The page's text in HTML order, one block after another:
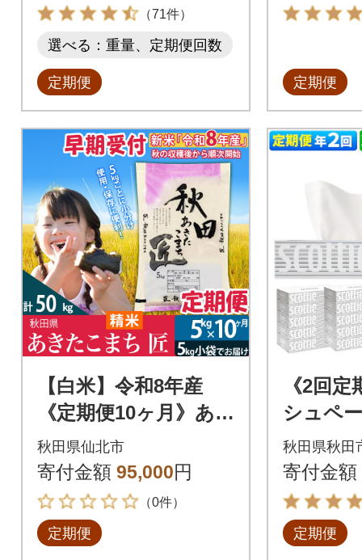
（71件）
選べる：重量、定期便回数
定期便 定期便
【白米】令和8年産
《定期便10ヶ月》あ
きたこまち 5kg 匠|02
_snk-010310
秋田県仙北市
寄付金額 95,000円
（0件）
定期便
《2回
シュペ
ティ 20
nsc-
秋田県秋田
寄付金額
定期便